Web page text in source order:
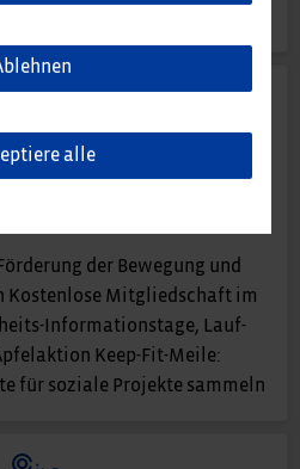
der Bewegung und
Kostenlose Mitgliedschaft im
Informationstage, Lauf-
Keep-Fit-Meile:
für soziale Projekte sammeln
alle